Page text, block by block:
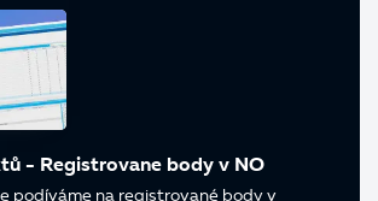
- Registrovane body v NO
podíváme na registrované body v